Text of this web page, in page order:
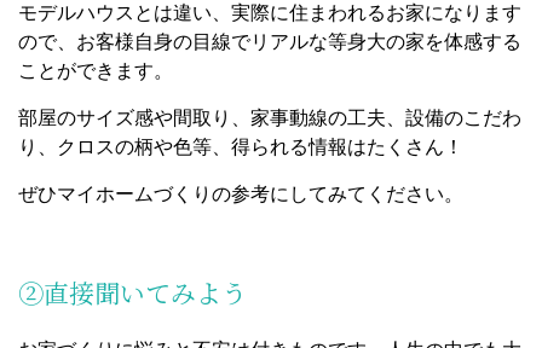
モデルハウスとは違い、実際に住まわれるお家になります
ので、お客様自身の目線でリアルな等身大の家を体感する
ことができます。
部屋のサイズ感や間取り、家事動線の工夫、設備のこだわ
り、クロスの柄や色等、得られる情報はたくさん！
ぜひマイホームづくりの参考にしてみてください。
②直接聞いてみよう